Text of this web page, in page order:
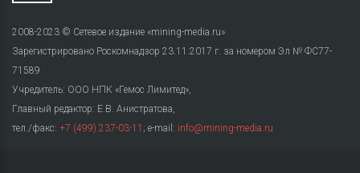
2008-2023 © Сетевое издание «mining-media.ru»
Зарегистрировано Роскомнадзор 23.11.2017 г. за номером Эл № ФС77-
71589
Учредитель: ООО НПК «Гемос Лимитед»,
Главный редактор: Е.В. Анистратова,
тел./факс: +7 (499) 237-03-11 ; e-mail: info@mining-media.ru